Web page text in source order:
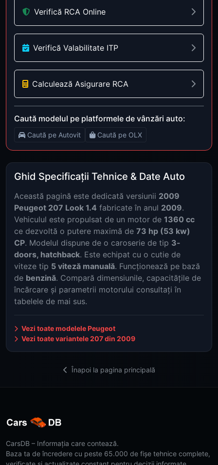
Verifică RCA Online
Verifică Valabilitate ITP
Calculează Asigurare RCA
Caută modelul pe platformele de vânzări auto:
Caută pe Autovit Caută pe OLX
Ghid Specificații Tehnice & Date Auto
Această pagină este dedicată versiunii 2009
Peugeot 207 Look 1.4 fabricate în anul 2009.
Vehiculul este propulsat de un motor de 1360 cc
ce dezvoltă o putere maximă de 73 hp (53 kw)
CP. Modelul dispune de o caroserie de tip 3-
doors, hatchback. Este echipat cu o cutie de
viteze tip 5 viteză manuală. Funcționează pe bază
de benzină. Compară dimensiunile, capacitățile de
încărcare și parametrii motorului consultați în
tabelele de mai sus.
Vezi toate modelele Peugeot
Vezi toate variantele 207 din 2009
Înapoi la pagina principală
CarsDB – Informația care contează.
Baza ta de încredere cu peste 65.000 de fișe tehnice complete,